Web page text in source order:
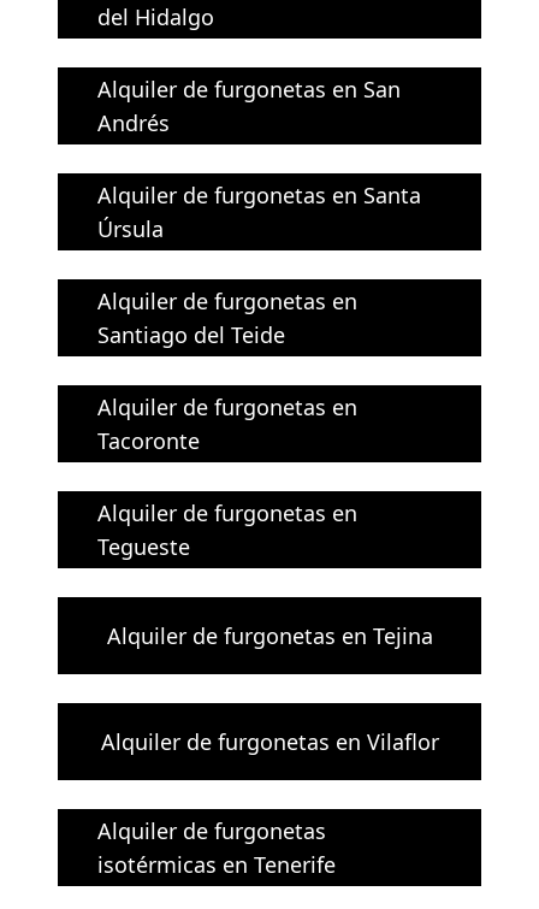
del Hidalgo
Alquiler de furgonetas en San
Andrés
Alquiler de furgonetas en Santa
Úrsula
Alquiler de furgonetas en
Santiago del Teide
Alquiler de furgonetas en
Tacoronte
Alquiler de furgonetas en
Tegueste
Alquiler de furgonetas en Tejina
Alquiler de furgonetas en Vilaflor
Alquiler de furgonetas
isotérmicas en Tenerife